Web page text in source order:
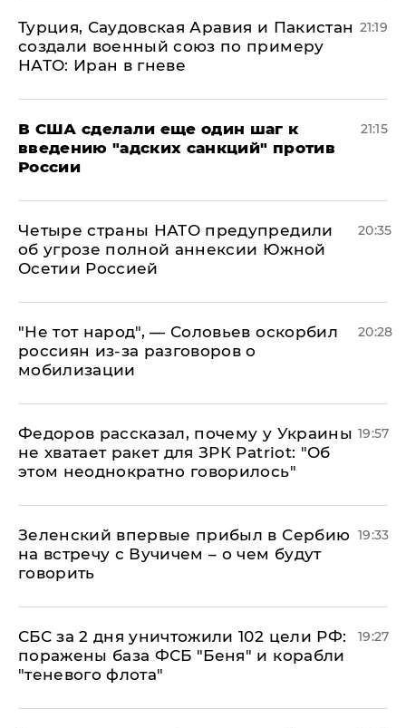
Турция, Саудовская Аравия и Пакистан
создали военный союз по примеру
НАТО: Иран в гневе
21:19
В США сделали еще один шаг к
введению "адских санкций" против
России
21:15
Четыре страны НАТО предупредили
об угрозе полной аннексии Южной
Осетии Россией
20:35
​"Не тот народ", — Соловьев оскорбил
россиян из-за разговоров о
мобилизации
20:28
Федоров рассказал, почему у Украины
не хватает ракет для ЗРК Patriot: "Об
этом неоднократно говорилось"
19:57
Зеленский впервые прибыл в Сербию
на встречу с Вучичем – о чем будут
говорить
19:33
СБС за 2 дня уничтожили 102 цели РФ:
поражены база ФСБ "Беня" и корабли
"теневого флота"
19:27